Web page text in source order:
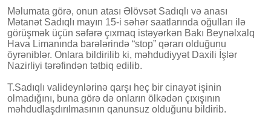
Məlumata görə, onun atası Əlövsət Sadıqlı və anası
Mətanət Sadıqlı mayın 15-i səhər saatlarında oğulları ilə
görüşmək üçün səfərə çıxmaq istəyərkən Bakı Beynəlxalq
Hava Limanında barələrində “stop” qərarı olduğunu
öyrəniblər. Onlara bildirilib ki, məhdudiyyət Daxili İşlər
Nazirliyi tərəfindən tətbiq edilib.
T.Sadıqlı valideynlərinə qarşı heç bir cinayət işinin
olmadığını, buna görə də onların ölkədən çıxışının
məhdudlaşdırılmasının qanunsuz olduğunu bildirib.